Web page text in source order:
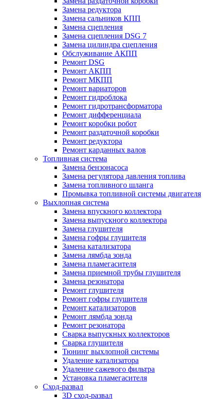
Замена редуктора
Замена сальников КПП
Замена сцепления
Замена сцепления DSG 7
Замена цилиндра сцепления
Обслуживание АКПП
Ремонт DSG
Ремонт АКПП
Ремонт МКПП
Ремонт вариаторов
Ремонт гидроблока
Ремонт гидротрансформатора
Ремонт дифференциала
Ремонт коробки робот
Ремонт раздаточной коробки
Ремонт редуктора
Ремонт карданных валов
Топливная система
Замена бензонасоса
Замена регулятора давления топлива
Замена топливного шланга
Промывка топливной системы двигателя
Выхлопная система
Замена впускного коллектора
Замена выпускного коллектора
Замена глушителя
Замена гофры глушителя
Замена катализатора
Замена лямбда зонда
Замена пламегасителя
Замена приемной трубы глушителя
Замена резонатора
Ремонт глушителя
Ремонт гофры глушителя
Ремонт катализаторов
Ремонт лямбда зонда
Ремонт резонатора
Сварка выпускных коллекторов
Сварка глушителя
Тюнинг выхлопной системы
Удаление катализатора
Удаление сажевого фильтра
Установка пламегасителя
Сход-развал
3D сход-развал